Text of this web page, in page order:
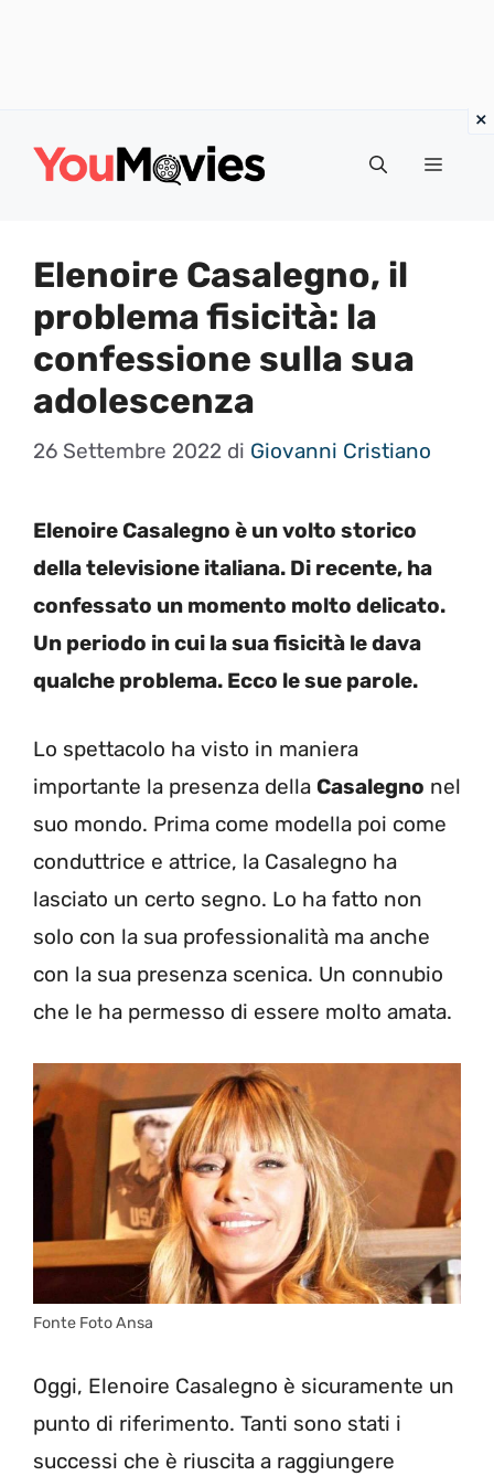
Menu
Elenoire Casalegno, il
problema fisicità: la
confessione sulla sua
adolescenza
26 Settembre 2022 di Giovanni Cristiano
Elenoire Casalegno è un volto storico
della televisione italiana. Di recente, ha
confessato un momento molto delicato.
Un periodo in cui la sua fisicità le dava
qualche problema. Ecco le sue parole.
Lo spettacolo ha visto in maniera
importante la presenza della Casalegno nel
suo mondo. Prima come modella poi come
conduttrice e attrice, la Casalegno ha
lasciato un certo segno. Lo ha fatto non
solo con la sua professionalità ma anche
con la sua presenza scenica. Un connubio
che le ha permesso di essere molto amata.
Fonte Foto Ansa
Oggi, Elenoire Casalegno è sicuramente un
punto di riferimento. Tanti sono stati i
successi che è riuscita a raggiungere